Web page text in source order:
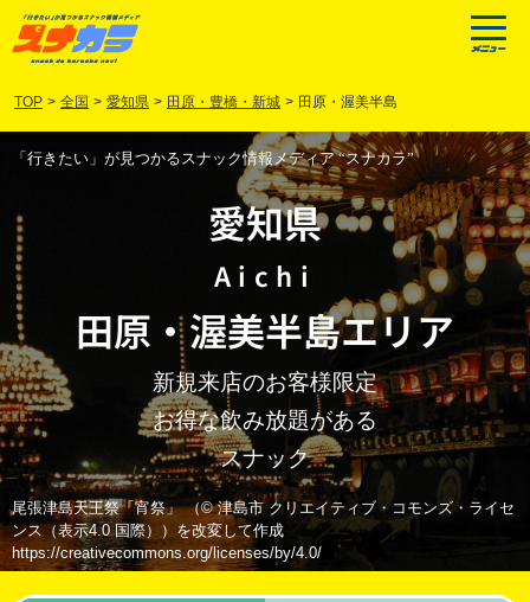
TOP > 全国 > 愛知県 > 田原・豊橋・新城 > 田原・渥美半島
「行きたい」が見つかるスナック情報メディア “スナカラ”
愛知県
Aichi
田原 ・渥美半島エリア
新規来店のお客様限定
お得な飲み放題がある
スナック
尾張津島天王祭「宵祭」 （© 津島市 クリエイティブ・コモンズ・ライセ
ンス（表示4.0 国際））を改変して作成
https://creativecommons.org/licenses/by/4.0/